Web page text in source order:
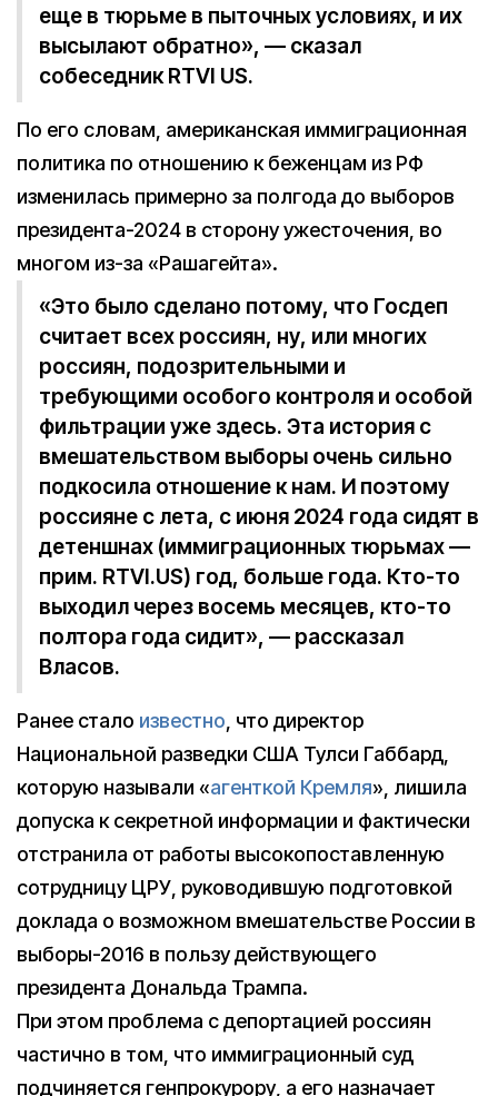
еще в тюрьме в пыточных условиях, и их
высылают обратно», — сказал
собеседник RTVI US.
По его словам, американская иммиграционная
политика по отношению к беженцам из РФ
изменилась примерно за полгода до выборов
президента-2024 в сторону ужесточения, во
многом из-за «Рашагейта».
«Это было сделано потому, что Госдеп
считает всех россиян, ну, или многих
россиян, подозрительными и
требующими особого контроля и особой
фильтрации уже здесь. Эта история с
вмешательством выборы очень сильно
подкосила отношение к нам. И поэтому
россияне с лета, с июня 2024 года сидят в
детеншнах (иммиграционных тюрьмах —
прим. RTVI.US) год, больше года. Кто-то
выходил через восемь месяцев, кто-то
полтора года сидит», — рассказал
Власов.
Ранее стало известно , что директор
Национальной разведки США Тулси Габбард,
которую называли «агенткой Кремля», лишила
допуска к секретной информации и фактически
отстранила от работы высокопоставленную
сотрудницу ЦРУ, руководившую подготовкой
доклада о возможном вмешательстве России в
выборы-2016 в пользу действующего
президента Дональда Трампа.
При этом проблема с депортацией россиян
частично в том, что иммиграционный суд
подчиняется генпрокурору, а его назначает